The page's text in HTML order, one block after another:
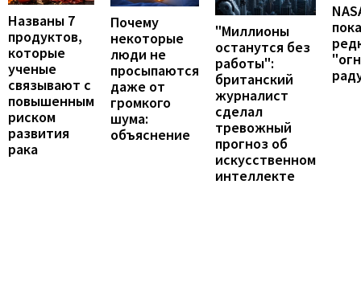
Названы 7
продуктов,
которые
ученые
связывают с
повышенным
риском
развития
рака
Почему
некоторые
люди не
просыпаются
даже от
громкого
шума:
объяснение
"Миллионы
останутся без
работы":
британский
журналист
сделал
тревожный
прогноз об
искусственном
интеллекте